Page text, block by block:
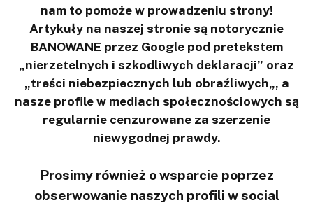
nam to pomoże w prowadzeniu strony!
Artykuły na naszej stronie są notorycznie
BANOWANE przez Google pod pretekstem
„nierzetelnych i szkodliwych deklaracji” oraz
„treści niebezpiecznych lub obraźliwych„, a
nasze profile w mediach społecznościowych są
regularnie cenzurowane za szerzenie
niewygodnej prawdy.
Prosimy również o wsparcie poprzez
obserwowanie naszych profili w social